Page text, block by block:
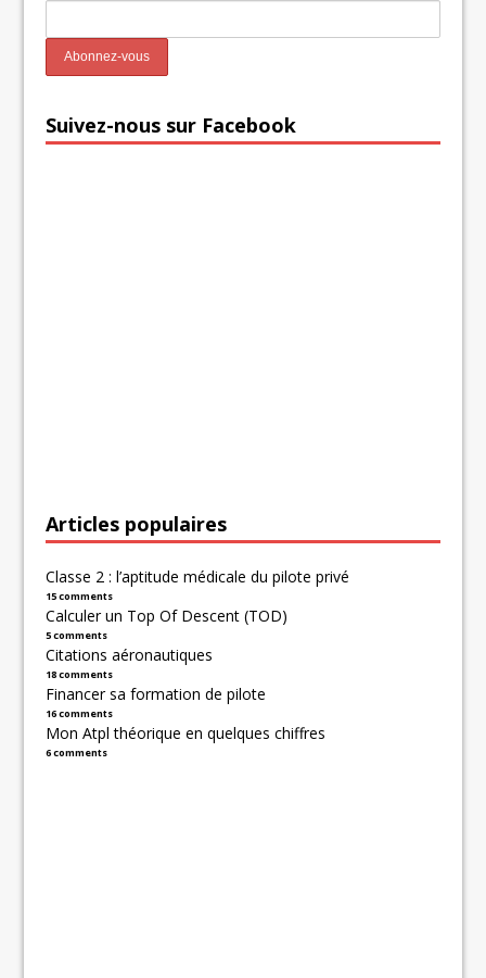
Suivez-nous sur Facebook
Articles populaires
Classe 2 : l’aptitude médicale du pilote privé
15 comments
Calculer un Top Of Descent (TOD)
5 comments
Citations aéronautiques
18 comments
Financer sa formation de pilote
16 comments
Mon Atpl théorique en quelques chiffres
6 comments